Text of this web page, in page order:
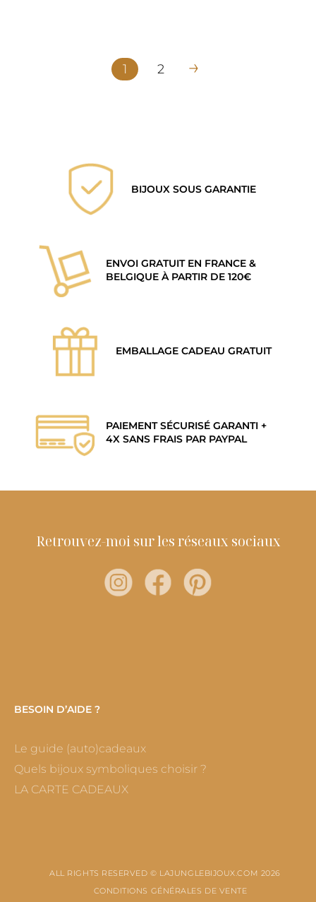
1 2 →
BIJOUX SOUS GARANTIE
ENVOI GRATUIT EN FRANCE &
BELGIQUE À PARTIR DE 120€
EMBALLAGE CADEAU GRATUIT
PAIEMENT SÉCURISÉ GARANTI +
4X SANS FRAIS PAR PAYPAL
Retrouvez-moi sur les réseaux sociaux
BESOIN D’AIDE ?
Le guide (auto)cadeaux
Quels bijoux symboliques choisir ?
LA CARTE CADEAUX
ALL RIGHTS RESERVED © LAJUNGLEBIJOUX.COM 2026
CONDITIONS GÉNÉRALES DE VENTE